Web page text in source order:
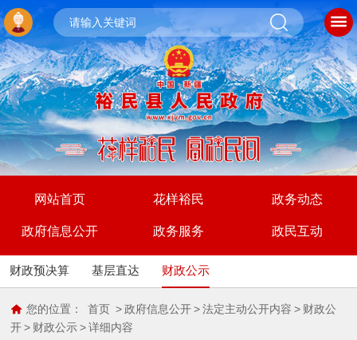
网站首页 花样裕民 政务动态
政府信息公开 政务服务 政民互动
财政预决算 基层直达 财政公示
您的位置： 首页 > 政府信息公开 > 法定主动公开内容 > 财政公
开 > 财政公示 > 详细内容